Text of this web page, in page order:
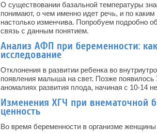
О существовании базальной температуры
понимают, о чем именно идет речь, и по
настолько изменчива. Попробуем подробно
связь с данным понятием.
Анализ АФП при беременности:
исследование
Отклонения в развитии ребенка во
появления малыша на свет. Позже
аномалиях развития плода, начиная с 10-14
Изменения ХГЧ при внематочной
ценность
Во время беременности в организме